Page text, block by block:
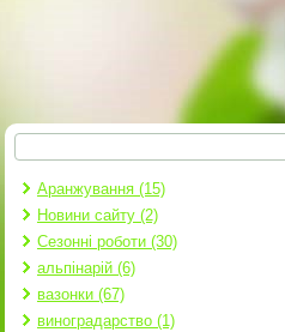
Пошукова форма
Пошук
Аранжування (15)
Новини сайту (2)
Сезонні роботи (30)
альпінарій (6)
вазонки (67)
виноградарство (1)